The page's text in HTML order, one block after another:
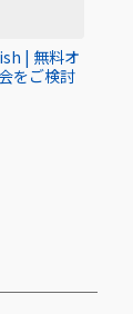
| 無料オ
をご検討